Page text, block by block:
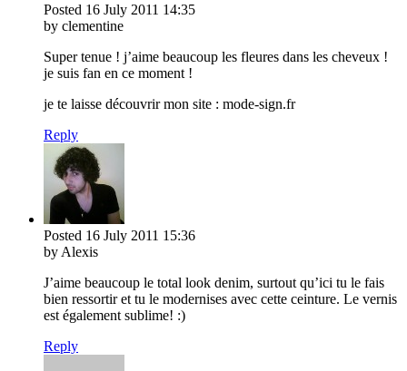
Posted 16 July 2011 14:35
by clementine
Super tenue ! j’aime beaucoup les fleures dans les cheveux !
je suis fan en ce moment !
je te laisse découvrir mon site : mode-sign.fr
Reply
Posted 16 July 2011 15:36
by Alexis
J’aime beaucoup le total look denim, surtout qu’ici tu le fais
bien ressortir et tu le modernises avec cette ceinture. Le vernis
est également sublime! :)
Reply